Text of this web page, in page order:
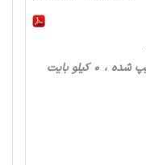
، مدیریت صنعتی، 17 صفحه فارسی تایپ شده ، 0 کیلو بایت